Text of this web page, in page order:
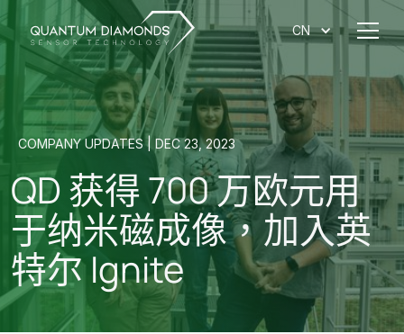
CN
COMPANY UPDATES | DEC 23, 2023
QD 获得 700 万欧元用
于纳米磁成像，加入英
特尔 Ignite